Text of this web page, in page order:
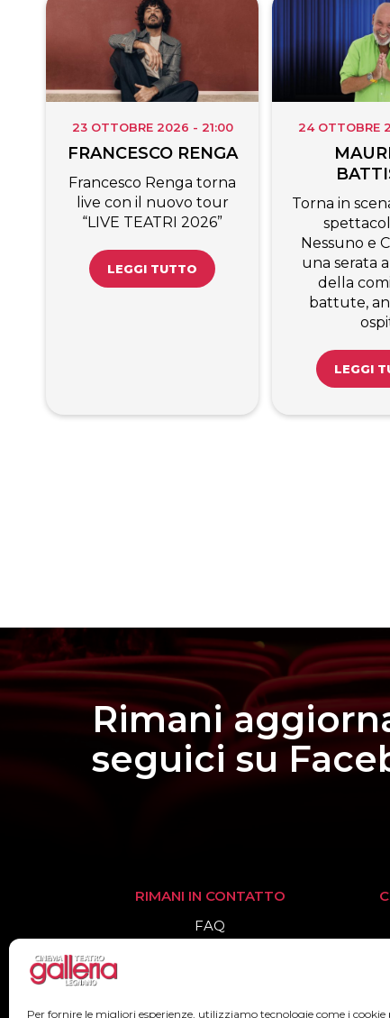
Per fornire le migliori esperienze, utilizziamo tecnologie come i
23 OTTOBRE 2026 - 21:00
FRANCESCO RENGA
Francesco Renga torna
live con il nuovo tour
“LIVE TEATRI 2026”
LEGGI TUTTO
24 OTTOBRE
Torna in
Nessuno e
una serata
della
battute,
LEGGI
Rimani
seguici su
RIMANI IN CONTATTO
FAQ